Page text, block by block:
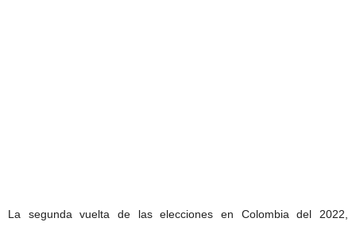
La segunda vuelta de las elecciones en Colombia del 2022,